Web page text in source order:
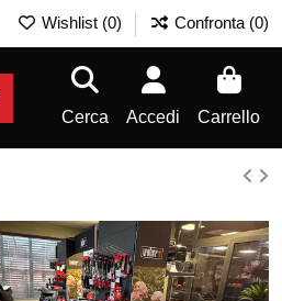
Wishlist (0) Confronta (0)
Cerca Accedi Carrello